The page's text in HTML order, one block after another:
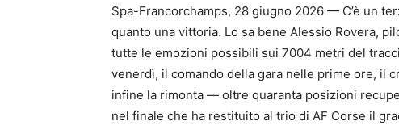
Spa-Francorchamps, 28 giugno 2026 — C’è un
quanto una vittoria. Lo sa bene Alessio Rovera,
tutte le emozioni possibili sui 7004 metri del
venerdì, il comando della gara nelle prime ore, il
infine la rimonta — oltre quaranta posizioni
nel finale che ha restituito al trio di AF Corse il